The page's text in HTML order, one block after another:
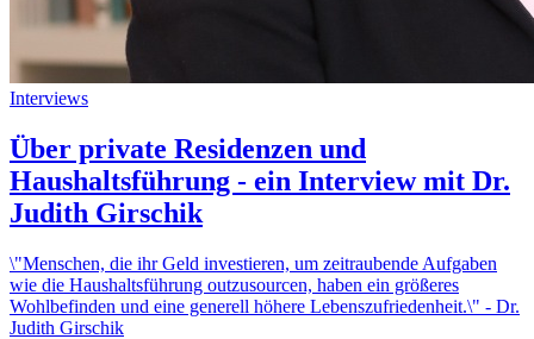
Interviews
Über private Residenzen und
Haushaltsführung - ein Interview mit Dr.
Judith Girschik
\"Menschen, die ihr Geld investieren, um zeitraubende Aufgaben
wie die Haushaltsführung outzusourcen, haben ein größeres
Wohlbefinden und eine generell höhere Lebenszufriedenheit.\" - Dr.
Judith Girschik